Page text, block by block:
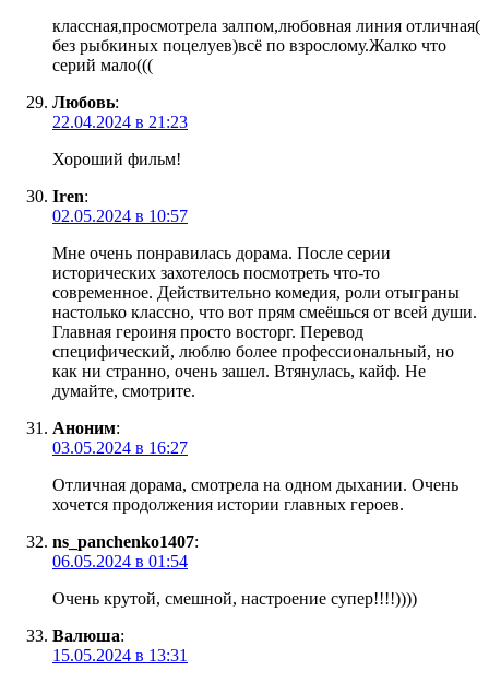
классная,просмотрела залпом,любовная линия отличная(
без рыбкиных поцелуев)всё по взрослому.Жалко что
серий мало(((
Любовь:
22.04.2024 в 21:23
Хороший фильм!
Iren:
02.05.2024 в 10:57
Мне очень понравилась дорама. После серии
исторических захотелось посмотреть что-то
современное. Действительно комедия, роли отыграны
настолько классно, что вот прям смеёшься от всей души.
Главная героиня просто восторг. Перевод
специфический, люблю более профессиональный, но
как ни странно, очень зашел. Втянулась, кайф. Не
думайте, смотрите.
Аноним:
03.05.2024 в 16:27
Отличная дорама, смотрела на одном дыхании. Очень
хочется продолжения истории главных героев.
ns_panchenko1407:
06.05.2024 в 01:54
Очень крутой, смешной, настроение супер!!!!))))
Валюша:
15.05.2024 в 13:31